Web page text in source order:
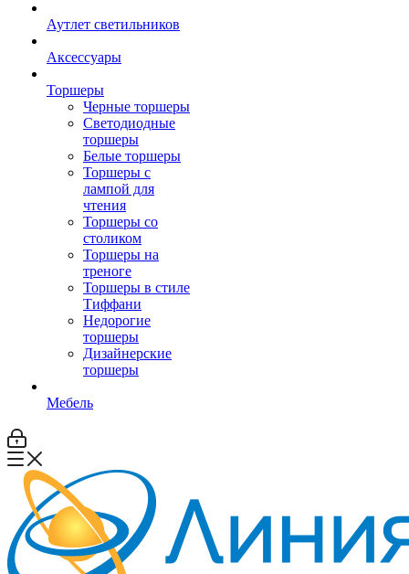
Аутлет светильников
Аксессуары
Торшеры
Черные торшеры
Светодиодные
торшеры
Белые торшеры
Торшеры с
лампой для
чтения
Торшеры со
столиком
Торшеры на
треноге
Торшеры в стиле
Тиффани
Недорогие
торшеры
Дизайнерские
торшеры
Мебель